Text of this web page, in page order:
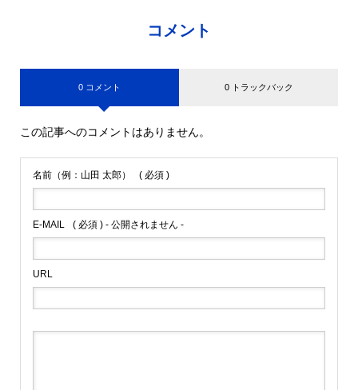
コメント
0 コメント 0 トラックバック
この記事へのコメントはありません。
名前（例：山田 太郎） ( 必須 )
E-MAIL ( 必須 ) - 公開されません -
URL